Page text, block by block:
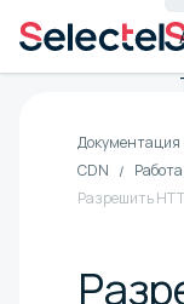
Документация
CDN
Разрешить